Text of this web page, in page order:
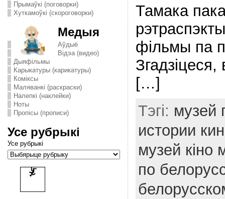
Прымаўкі (поговорки)
Хуткамоўкі (скороговорки)
Медыя
Аўдыё
Відэа (видео)
Дыяфільмы
Карыкатуры (карикатуры)
Комiксы
Маляванкі (раскраски)
Налепкі (наклейки)
Ноты
Пропісы (прописи)
Усе рубрыкі
Усе рубрыкі
Тамака
фільмы па
[…]
Тэгі: музей
истории
музей кіно
по